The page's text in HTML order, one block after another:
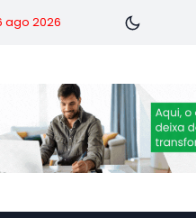
ago 2026